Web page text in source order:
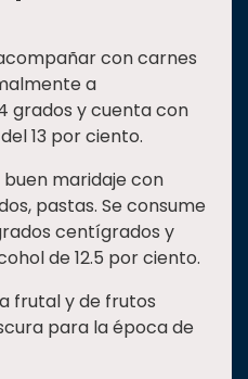
con carnes
a
grados y cuenta con
13 por ciento.
buen maridaje con
pastas. Se consume
centígrados y
de 12.5 por ciento.
frutal y de frutos
para la época de